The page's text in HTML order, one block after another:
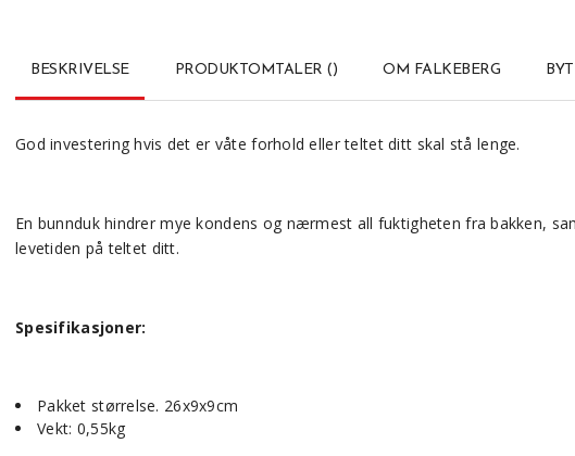
BESKRIVELSE PRODUKTOMTALER () OM FALKEBERG
God investering hvis det er våte forhold eller teltet ditt skal stå lenge.
En bunnduk hindrer mye kondens og nærmest all fuktigheten fra bakken,
levetiden på teltet ditt.
Spesifikasjoner:
Pakket størrelse. 26x9x9cm
Vekt: 0,55kg